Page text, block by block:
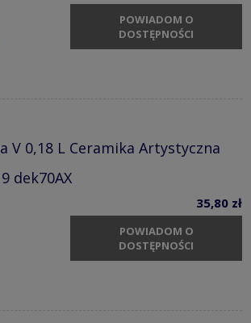
POWIADOM O
DOSTĘPNOŚCI
V 0,18 L Ceramika Artystyczna
dek70AX
35,80 zł
POWIADOM O
DOSTĘPNOŚCI